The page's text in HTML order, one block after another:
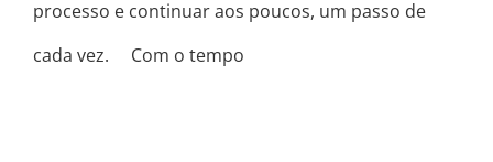
processo e continuar aos poucos, um passo de
cada vez. ⠀ Com o tempo